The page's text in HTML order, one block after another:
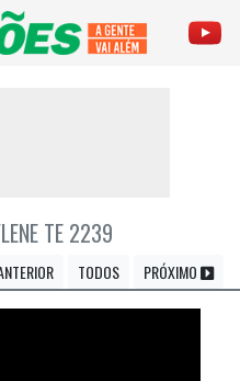
TE 2239
TODOS PRÓXIMO